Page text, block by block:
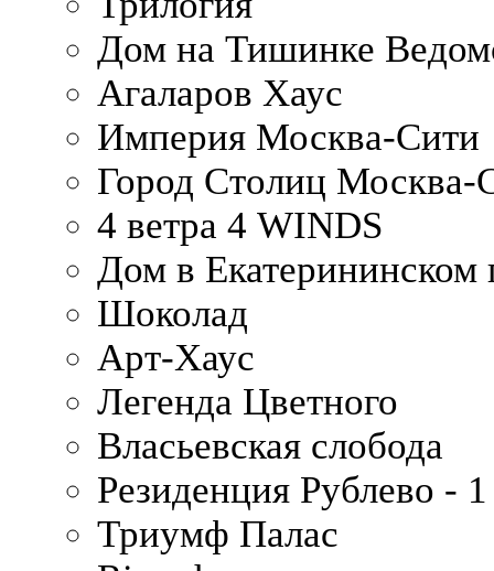
Дом на Тишинке
Агаларов Хаус
Империя Москва-Сити
Город Столиц Москва-
4 ветра 4 WINDS
Дом в Екатерининском
Шоколад
Арт-Хаус
Легенда Цветного
Власьевская слобода
Резиденция Рублево - 1
Триумф Палас